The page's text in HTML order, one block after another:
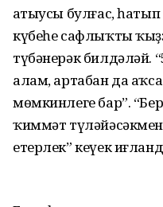
Һатыусы булғас,
күбеһе сафлыҡты
түбәнерәк билдәләй.
алам, артабан да
мөмкинлеге бар”.
ҡиммәт
етерлек” кеүек